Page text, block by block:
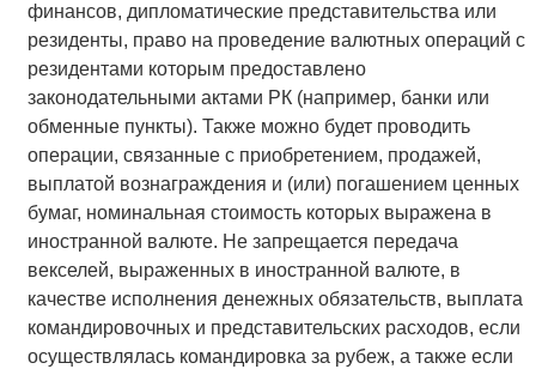
финансов, дипломатические представительства или
резиденты, право на проведение валютных операций с
резидентами которым предоставлено
законодательными актами РК (например, банки или
обменные пункты). Также можно будет проводить
операции, связанные с приобретением, продажей,
выплатой вознаграждения и (или) погашением ценных
бумаг, номинальная стоимость которых выражена в
иностранной валюте. Не запрещается передача
векселей, выраженных в иностранной валюте, в
качестве исполнения денежных обязательств, выплата
командировочных и представительских расходов, если
осуществлялась командировка за рубеж, а также если